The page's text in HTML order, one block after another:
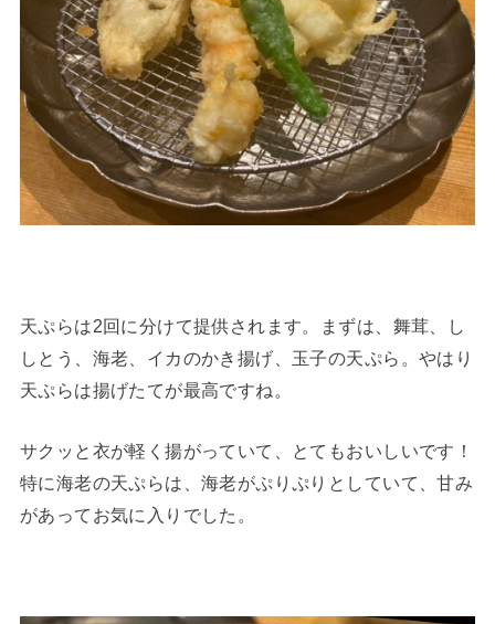
天ぷらは2回に分けて提供されます。まずは、舞茸、し
しとう、海老、イカのかき揚げ、玉子の天ぷら。やはり
天ぷらは揚げたてが最高ですね。
サクッと衣が軽く揚がっていて、とてもおいしいです！
特に海老の天ぷらは、海老がぷりぷりとしていて、甘み
があってお気に入りでした。